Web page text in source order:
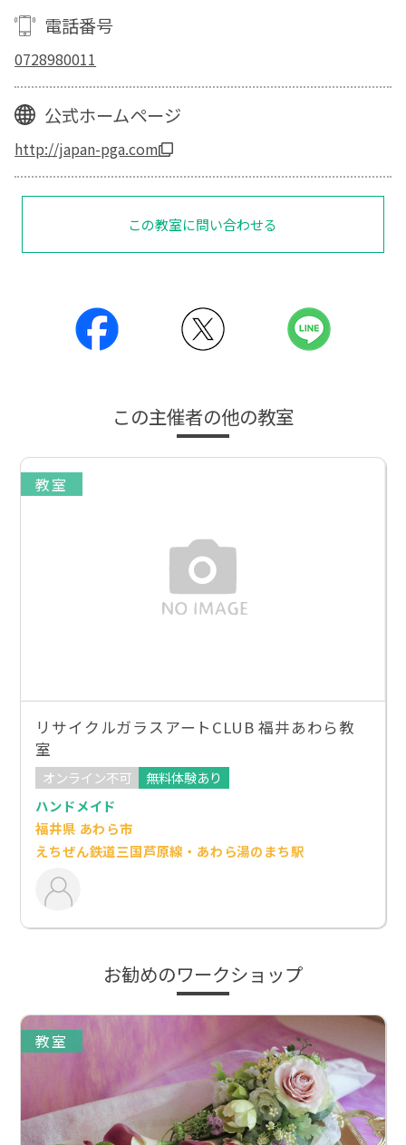
電話番号
0728980011
公式ホームページ
http://japan-pga.com
この教室に問い合わせる
この主催者の他の教室
教室
リサイクルガラスアートCLUB 福井あわら教
室
オンライン不可
無料体験あり
ハンドメイド
福井県 あわら市
えちぜん鉄道三国芦原線・あわら湯のまち駅
お勧めのワークショップ
教室